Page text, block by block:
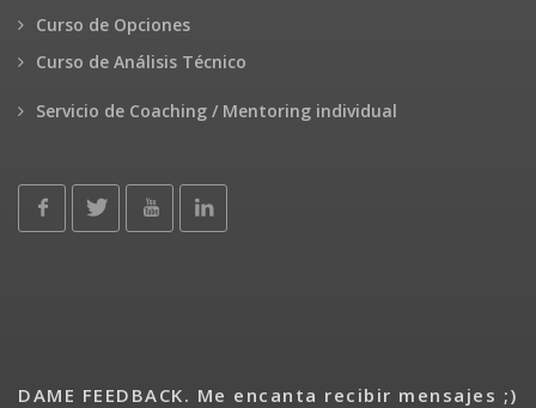
Curso de Opciones
Curso de Análisis Técnico
Servicio de Coaching / Mentoring individual
DAME FEEDBACK. Me encanta recibir mensajes ;)